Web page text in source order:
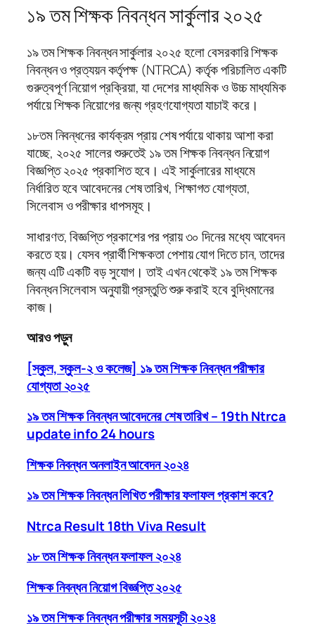
১৯ তম শিক্ষক নিবন্ধন সার্কুলার ২০২৫
১৯ তম শিক্ষক নিবন্ধন সার্কুলার ২০২৫ হলো বেসরকারি শিক্ষক
নিবন্ধন ও প্রত্যয়ন কর্তৃপক্ষ (NTRCA) কর্তৃক পরিচালিত একটি
গুরুত্বপূর্ণ নিয়োগ প্রক্রিয়া, যা দেশের মাধ্যমিক ও উচ্চ মাধ্যমিক
পর্যায়ে শিক্ষক নিয়োগের জন্য গ্রহণযোগ্যতা যাচাই করে।
১৮তম নিবন্ধনের কার্যক্রম প্রায় শেষ পর্যায়ে থাকায় আশা করা
যাচ্ছে, ২০২৫ সালের শুরুতেই ১৯ তম শিক্ষক নিবন্ধন নিয়োগ
বিজ্ঞপ্তি ২০২৫ প্রকাশিত হবে। এই সার্কুলারের মাধ্যমে
নির্ধারিত হবে আবেদনের শেষ তারিখ, শিক্ষাগত যোগ্যতা,
সিলেবাস ও পরীক্ষার ধাপসমূহ।
সাধারণত, বিজ্ঞপ্তি প্রকাশের পর প্রায় ৩০ দিনের মধ্যে আবেদন
করতে হয়। যেসব প্রার্থী শিক্ষকতা পেশায় যোগ দিতে চান, তাদের
জন্য এটি একটি বড় সুযোগ। তাই এখন থেকেই ১৯ তম শিক্ষক
নিবন্ধন সিলেবাস অনুযায়ী প্রস্তুতি শুরু করাই হবে বুদ্ধিমানের
কাজ।
আরও পড়ুন
[স্কুল, স্কুল-২ ও কলেজ] ১৯ তম শিক্ষক নিবন্ধন পরীক্ষার
যোগ্যতা ২০২৫
১৯ তম শিক্ষক নিবন্ধন আবেদনের শেষ তারিখ – 19th Ntrca
update info 24 hours
শিক্ষক নিবন্ধন অনলাইন আবেদন ২০২৪
১৯ তম শিক্ষক নিবন্ধন লিখিত পরীক্ষার ফলাফল প্রকাশ কবে?
Ntrca Result 18th Viva Result
১৮ তম শিক্ষক নিবন্ধন ফলাফল ২০২৪
শিক্ষক নিবন্ধন নিয়োগ বিজ্ঞপ্তি ২০২৫
১৯ তম শিক্ষক নিবন্ধন পরীক্ষার সময়সূচী ২০২৪